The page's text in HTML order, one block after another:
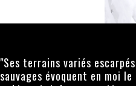
"C’est la montagne à l’état
matière de sous-